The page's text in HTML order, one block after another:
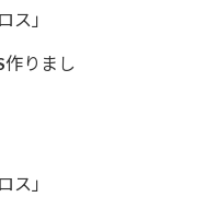
ス」
りまし
ス」